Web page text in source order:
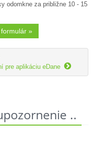
odomkne za približne 10 - 15
»
pre aplikáciu eDane 
..